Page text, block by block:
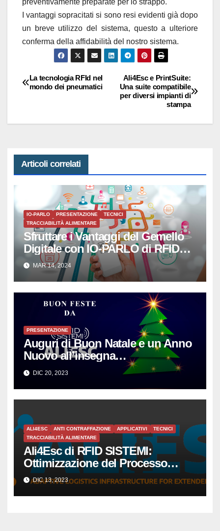
I vantaggi sopracitati si sono resi evidenti già dopo
un breve utilizzo del sistema, questo a ulteriore
conferma della affidabilità del nostro sistema.
Navigazione
Ali4Esc e PrintSuite:
Una suite compatibile
per diversi impianti di
stampa
La tecnologia RFId nel
mondo dei pneumatici
Articoli correlati
IO-PARLO PRESENTAZIONE
TECNICI
TRACCIABILITÀ ALIMENTARE
Sfruttare i Vantaggi del Gemello
Digitale con IO-PARLO di RFID
SISTEMI SRL
MAR 14, 2024
PRESENTAZIONE
Auguri di Buon Natale e un Anno
Nuovo all’insegna
dell’Innovazione per le PMI
DIC 20, 2023
ALI4ESC ANTI CONTRAFFAZIONE APPLICATIVI
TECNICI
TRACCIABILITÀ ALIMENTARE
Ali4Esc di RFID SISTEMI:
Ottimizzazione del Processo
Produttivo per Piccole e Medie
Imprese tramite la Tecnologia
RFID
DIC 13, 2023